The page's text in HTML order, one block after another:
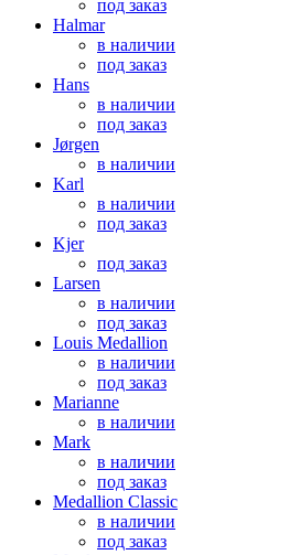
под заказ
Halmar
в наличии
под заказ
Hans
в наличии
под заказ
Jørgen
в наличии
Karl
в наличии
под заказ
Kjer
под заказ
Larsen
в наличии
под заказ
Louis Medallion
в наличии
под заказ
Marianne
в наличии
Mark
в наличии
под заказ
Medallion Classic
в наличии
под заказ